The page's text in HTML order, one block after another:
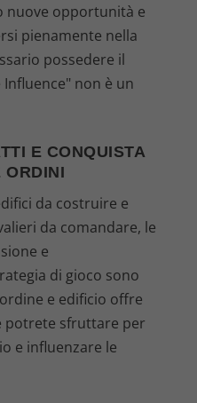
nuove opportunità e
pienamente nella
possedere il
non è un
E CONQUISTA
ORDINI
da costruire e
da comandare, le
e
di gioco sono
e edificio offre
potrete sfruttare per
e influenzare le